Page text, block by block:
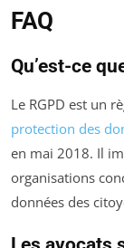
FAQ
Qu’est-ce
Le RGPD est un
protection des
en mai 2018. Il
organisations
données des